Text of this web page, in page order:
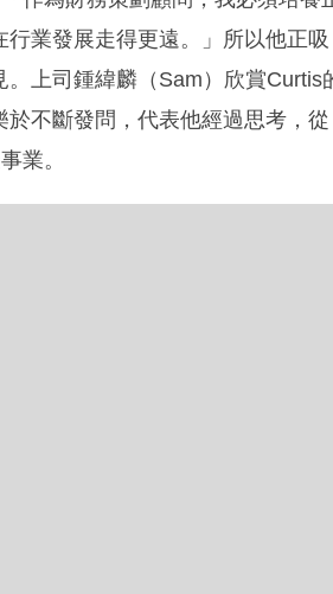
，負責銷售保險產品和投資，
站於他的角度思考，列表分析各